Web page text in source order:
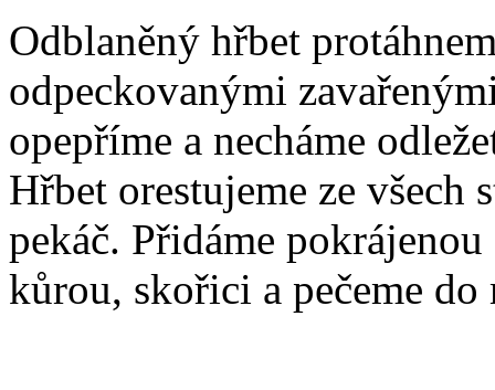
Odblaněný hřbet
odpeckovanými
opepříme a necháme
Hřbet orestujeme ze všech
pekáč. Přidáme
kůrou, skořici a pečeme